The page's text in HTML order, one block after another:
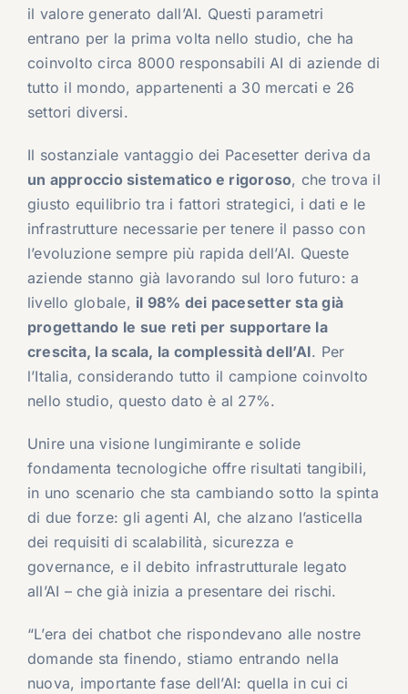
il valore generato dall’AI. Questi parametri
entrano per la prima volta nello studio, che ha
coinvolto circa 8000 responsabili AI di aziende di
tutto il mondo, appartenenti a 30 mercati e 26
settori diversi.
Il sostanziale vantaggio dei Pacesetter deriva da
un approccio sistematico e rigoroso, che trova il
giusto equilibrio tra i fattori strategici, i dati e le
infrastrutture necessarie per tenere il passo con
l’evoluzione sempre più rapida dell’AI. Queste
aziende stanno già lavorando sul loro futuro: a
livello globale, il 98% dei pacesetter sta già
progettando le sue reti per supportare la
crescita, la scala, la complessità dell’AI. Per
l’Italia, considerando tutto il campione coinvolto
nello studio, questo dato è al 27%.
Unire una visione lungimirante e solide
fondamenta tecnologiche offre risultati tangibili,
in uno scenario che sta cambiando sotto la spinta
di due forze: gli agenti AI, che alzano l’asticella
dei requisiti di scalabilità, sicurezza e
governance, e il debito infrastrutturale legato
all’AI – che già inizia a presentare dei rischi.
“L’era dei chatbot che rispondevano alle nostre
domande sta finendo, stiamo entrando nella
nuova, importante fase dell’AI: quella in cui ci